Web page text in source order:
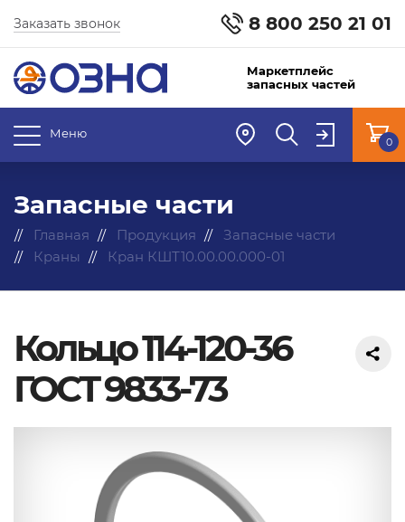
8 800 250 21 01
Заказать звонок
Маркетплейс
запасных частей
Меню
0
Запасные части
Главная Продукция
Запасные части
Краны
Кран КШТ10.00.00.000-01
Кольцо 114-120-36
ГОСТ 9833-73